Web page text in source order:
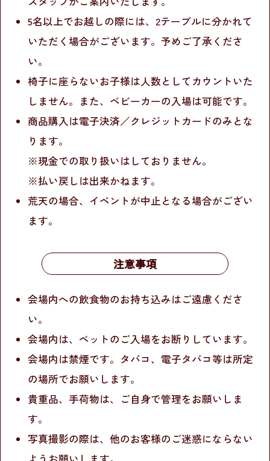
5名以上でお越しの際には、2テーブルに分かれて
いただく場合がございます。予めご了承くださ
い。
椅子に座らないお子様は人数としてカウントいた
しません。また、ベビーカーの入場は可能です。
商品購入は電子決済／クレジットカードのみとな
ります。
※現金での取り扱いはしておりません。
※払い戻しは出来かねます。
荒天の場合、イベントが中止となる場合がござい
ます。
注意事項
会場内への飲食物のお持ち込みはご遠慮くださ
い。
会場内は、ペットのご入場をお断りしています。
会場内は禁煙です。タバコ、電子タバコ等は所定
の場所でお願いします。
貴重品、手荷物は、ご自身で管理をお願いしま
す。
写真撮影の際は、他のお客様のご迷惑にならない